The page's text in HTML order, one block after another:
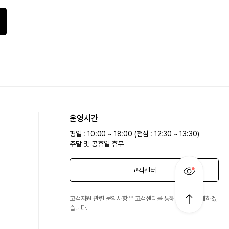
운영시간
평일 : 10:00 ~ 18:00 (점심 : 12:30 ~ 13:30)
주말 및 공휴일 휴무
고객센터
고객지원 관련 문의사항은 고객센터를 통해 친절히 안내하겠
습니다.